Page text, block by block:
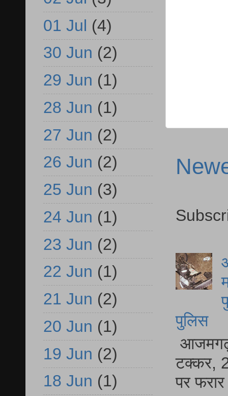
पुलिस
आजमगढ़
टक्कर,
पर
01 Jul (4)
30 Jun (2)
29 Jun (1)
28 Jun (1)
27 Jun (2)
26 Jun (2)
25 Jun (3)
24 Jun (1)
23 Jun (2)
22 Jun (1)
21 Jun (2)
20 Jun (1)
19 Jun (2)
18 Jun (1)